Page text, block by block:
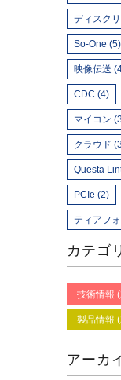
ディスク
So-One (5)
映像伝送
CDC (4)
マイコン
クラウド
Questa
PCIe (2)
ティアフ
カテゴ
技術情報
製品情報
アーカ